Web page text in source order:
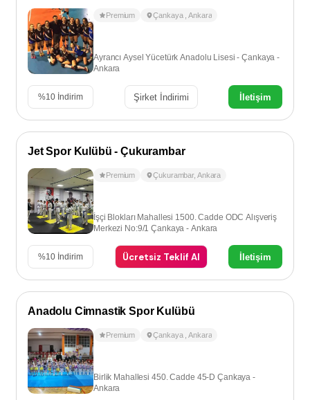
Premium Çankaya ,Ankara
Ayrancı Aysel Yücetürk Anadolu Lisesi - Çankaya -
Ankara
%10 İndirim Şirket İndirimi İletişim
Jet Spor Kulübü - Çukurambar
Premium Çukurambar, Ankara
İşçi Blokları Mahallesi 1500. Cadde ODC Alışveriş
Merkezi No:9/1 Çankaya - Ankara
%10 İndirim Ücretsiz Teklif Al İletişim
Anadolu Cimnastik Spor Kulübü
Premium Çankaya ,Ankara
Birlik Mahallesi 450. Cadde 45-D Çankaya -
Ankara